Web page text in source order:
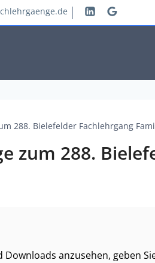
288. Bielefelder Fachlehrgang
zum 288.
anzusehen, geben